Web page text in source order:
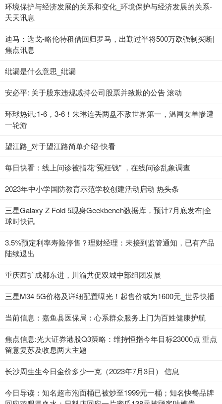
环境保护与经济发展的关系和变化_环境保护与经济发展的关系-
天天讯息
迪马：迭戈-略伦特租借回归罗马，出勤过半将500万欧强制买断|
焦点讯息
纰漏是什么意思_纰漏
安必平: 关于股东违规减持公司股票并致歉的公告 滚动
环球热讯:1-6，3-6！朱琳连丢两盘不敌世界第一，温网女单惨遭
一轮游
望江路_对于望江路简单介绍-快看
每日快看：线上问诊被指花“冤枉钱” ，在线问诊乱象调查
2023年中小学国防教育示范学校创建活动启动 热头条
三星Galaxy Z Fold 5现身Geekbench数据库，预计7月底发布|全
球时快讯
3.5%预定利率寿险停售？理财经理：未接到监管通知，已有产品
陆续退出
重庆西扩成都东进，川渝共促双城中部组团发展
三星M34 5G价格及详细配置曝光！起售价或为1600元_世界快播
当前信息：嘉鱼县医保局：心系群众服务上门为百姓健康护航
焦点信息:光大证券港股Q3策略：维持恒指今年目标23000点 重点
留意复苏及收息两大主题
长沙周生生今日金价多少一克（2023年7月3日） 信息
今日导读：知名超市泡面桶已被炒至1999元一桶；知名快餐品牌